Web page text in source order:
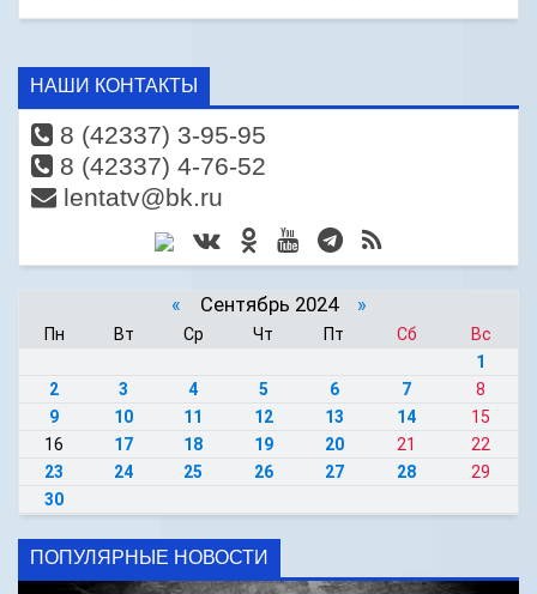
НАШИ КОНТАКТЫ
8 (42337) 3-95-95
8 (42337) 4-76-52
lentatv@bk.ru
« Сентябрь 2024 »
Пн Вт Ср Чт Пт Сб
Вс
1
2
3 4 5 6 7
8
9
10 11 12 13 14
15
16
17 18 19 20 21
22
23
24 25 26 27 28
29
30
ПОПУЛЯРНЫЕ НОВОСТИ